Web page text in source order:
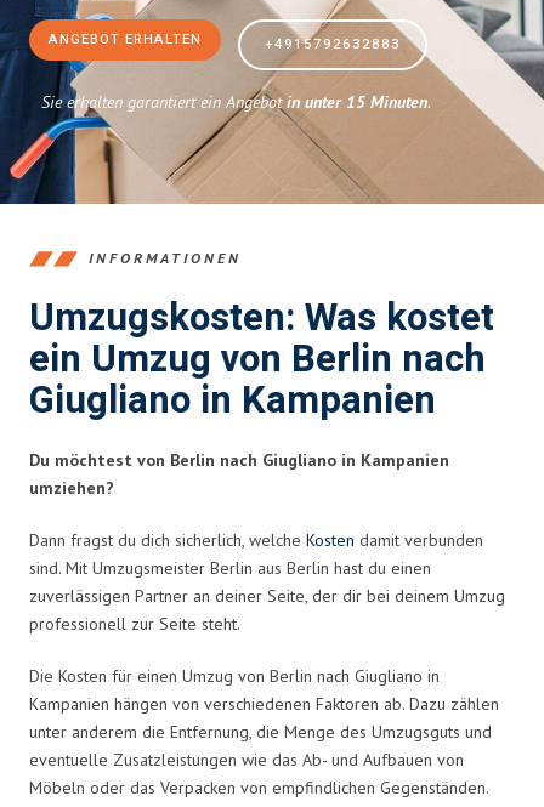
ANGEBOT ERHALTEN +4915792632883
Sie erhalten garantiert ein Angebotin unter 15 Minuten.
INFORMATIONEN
Umzugskosten: Was kostet
ein Umzug von Berlin nach
Giugliano in Kampanien
Du möchtest von Berlin nach Giugliano in Kampanien
umziehen?
Dann fragst du dich sicherlich, welche Kosten damit verbunden
sind. Mit Umzugsmeister Berlin aus Berlin hast du einen
zuverlässigen Partner an deiner Seite, der dir bei deinem Umzug
professionell zur Seite steht.
Die Kosten für einen Umzug von Berlin nach Giugliano in
Kampanien hängen von verschiedenen Faktoren ab. Dazu zählen
unter anderem die Entfernung, die Menge des Umzugsguts und
eventuelle Zusatzleistungen wie das Ab- und Aufbauen von
Möbeln oder das Verpacken von empfindlichen Gegenständen.